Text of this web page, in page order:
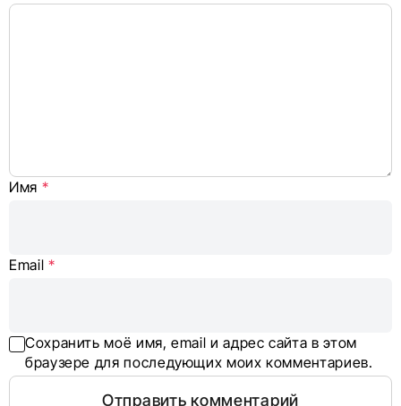
Имя *
Email *
Сохранить моё имя, email и адрес сайта в этом
браузере для последующих моих комментариев.